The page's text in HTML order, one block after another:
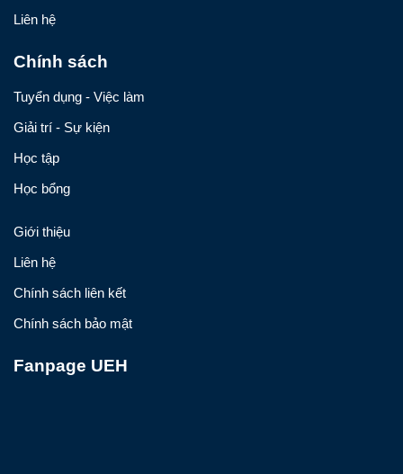
Liên hệ
Chính sách
Tuyển dụng - Việc làm
Giải trí - Sự kiện
Học tập
Học bổng
Giới thiệu
Liên hệ
Chính sách liên kết
Chính sách bảo mật
Fanpage UEH